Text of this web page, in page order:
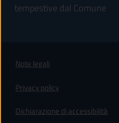
tempestive dal Comune
Note legali
Privacy policy
Dichiarazione di accessibilità